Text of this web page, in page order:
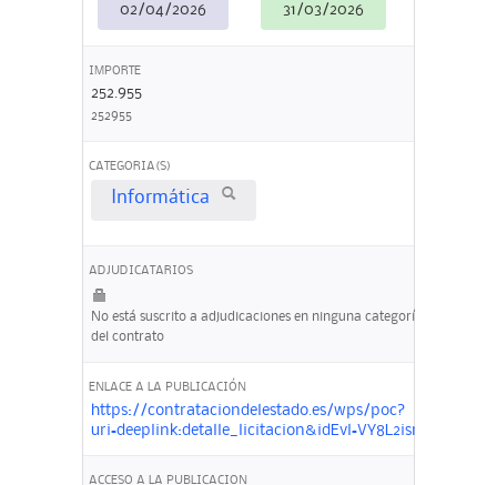
02/04/2026 31/03/2026
IMPORTE
252.955
252955
CATEGORIA(S)
Informática
ADJUDICATARIOS
No está suscrito a adjudicaciones en ninguna categoría
del contrato
ENLACE A LA PUBLICACIÓN
https://contrataciondelestado.es/wps/poc?
ACCESO A LA PUBLICACION